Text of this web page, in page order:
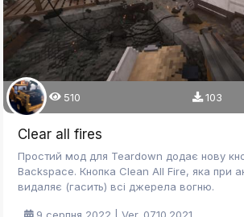
510 103
Clear all fires
Простий мод для Teardown додає нову
Backspace. Кнопка Clean All Fire, яка при
видаляє (гасить) всі джерела вогню.
9 серпня 2022 | Ver. 07.10.2021